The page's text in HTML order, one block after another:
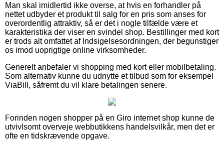
Man skal imidlertid ikke overse, at hvis en forhandler på
nettet udbyder et produkt til salg for en pris som anses for
overordentlig attraktiv, så er det i nogle tilfælde være et
karakteristika der viser en svindel shop. Bestillinger med kort
er trods alt omfattet af Indsigelsesordningen, der begunstiger
os imod uoprigtige online virksomheder.
Generelt anbefaler vi shopping med kort eller mobilbetaling.
Som alternativ kunne du udnytte et tilbud som for eksempel
ViaBill, såfremt du vil klare betalingen senere.
Forinden nogen shopper på en Giro internet shop kunne de
utvivlsomt overveje webbutikkens handelsvilkår, men det er
ofte en tidskrævende opgave.